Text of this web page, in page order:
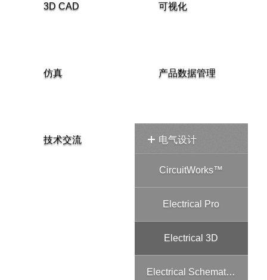
3D CAD 可视化
仿真 产品数据管理
技术交流 电气设计
CircuitWorks™
Electrical Pro
Electrical 3D
Electrical Schematic Pro